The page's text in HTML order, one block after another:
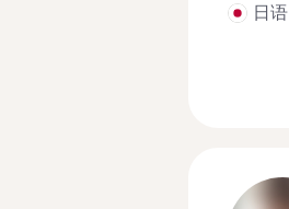
日语